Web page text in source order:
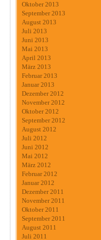
Oktober 2013
September 2013
August 2013
Juli 2013
Juni 2013
Mai 2013
April 2013
März 2013
Februar 2013
Januar 2013
Dezember 2012
November 2012
Oktober 2012
September 2012
August 2012
Juli 2012
Juni 2012
Mai 2012
März 2012
Februar 2012
Januar 2012
Dezember 2011
November 2011
Oktober 2011
September 2011
August 2011
Juli 2011